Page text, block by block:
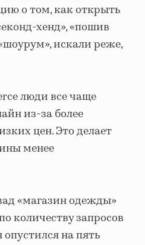
о том, как открыть
хенд», «пошив
искали реже,
люди все чаще
из-за более
цен. Это делает
менее
«магазин одежды»
количеству запросов
опустился на пять